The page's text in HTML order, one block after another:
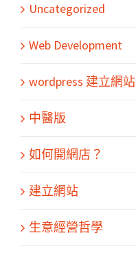
Uncategorized
Web Development
wordpress 建立網站
中醫版
如何開網店？
建立網站
生意經營哲學